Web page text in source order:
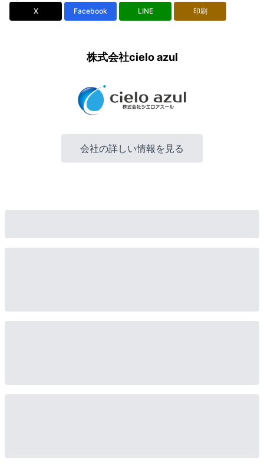
X Facebook LINE 印刷
株式会社cielo azul
会社の詳しい情報を見る